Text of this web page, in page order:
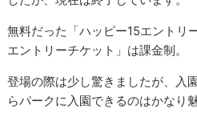
無料だった「ハッピー15エントリ
エントリーチケット」は課金制。
登場の際は少し驚きましたが、入
らパークに入園できるのはかなり魅